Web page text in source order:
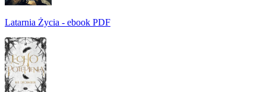
Latarnia Życia - ebook PDF